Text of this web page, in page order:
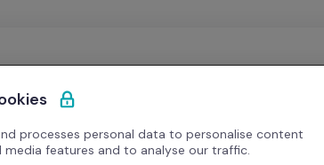
processes personal data to personalise content
features and to analyse our traffic.